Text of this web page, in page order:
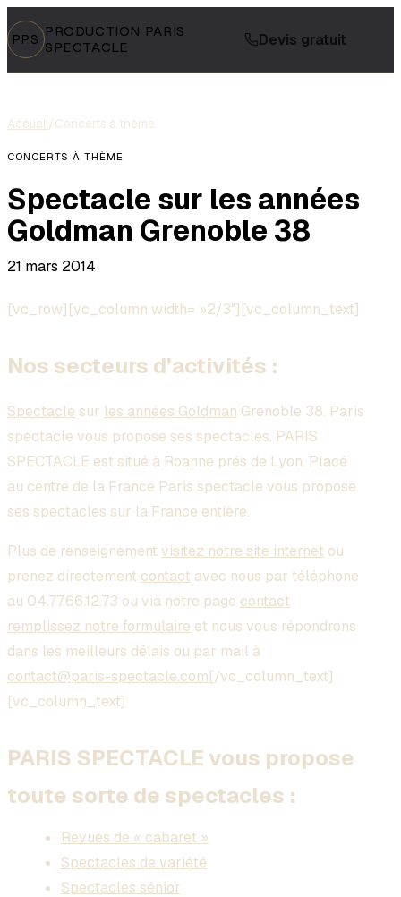
PPS PRODUCTION PARIS
SPECTACLE
Devis gratuit
Accueil/Concerts à thème
CONCERTS À THÈME
Spectacle sur les années
Goldman Grenoble 38
21 mars 2014
[vc_row][vc_column width= »2/3″][vc_column_text]
Nos secteurs d’activités :
Spectacle sur les années Goldman Grenoble 38. Paris
spectacle vous propose ses spectacles. PARIS
SPECTACLE est situé à Roanne prés de Lyon. Placé
au centre de la France Paris spectacle vous propose
ses spectacles sur la France entière.
Plus de renseignement visitez notre site internet ou
prenez directement contact avec nous par téléphone
au 04.77.66.12.73 ou via notre page contact
remplissez notre formulaire et nous vous répondrons
dans les meilleurs délais ou par mail à
contact@paris-spectacle.com[/vc_column_text]
[vc_column_text]
PARIS SPECTACLE vous propose
toute sorte de spectacles :
Revues de « cabaret »
Spectacles de variété
Spectacles sénior